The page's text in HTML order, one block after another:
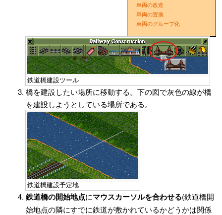
車両の改造
車両の置換
車両のグループ化
鉄道橋建設ツール
橋を建設したい場所に移動する。下の図で灰色の線が橋
を建設しようとしている場所である。
鉄道橋建設予定地
鉄道橋の開始地点にマウスカーソルを合わせる(鉄道橋開
始地点の隣にすでに鉄道が敷かれているかどうかは関係